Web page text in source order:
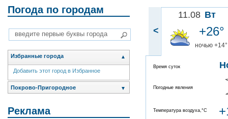
Погода по городам
Избранные города ▲
Добавить этот город в Избранное
Покрово-Пригородное ▼
Реклама
<
11.08 Вт
+26°
ночью +14°
Время суток
Погодные явления
Температура воздуха,°C